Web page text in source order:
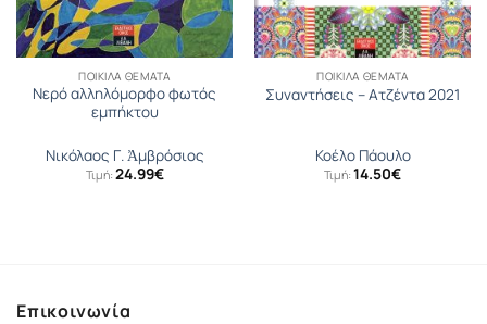
ΠΟΙΚΊΛΑ ΘΈΜΑΤΑ
Νερό αλληλόμορφο φωτός
εμπήκτου
Νικόλαος Γ. Ἀμβρόσιος
Τιμή: 24.99€
ΠΟΙΚΊΛΑ ΘΈΜΑΤΑ
Συναντήσεις – Ατζέντα 2021
Κοέλο Πάουλο
Τιμή: 14.50€
Επικοινωνία